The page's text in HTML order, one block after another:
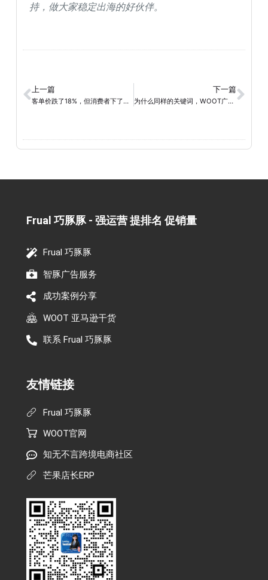
持，做大家稳定出海的好伙伴。
上一篇
客单价跌了18%，但消费者下了更多单——Prime Day的消费逻辑变了
下一篇
为什么同样的关键词，WOOT广告和我的后台广告表现会有差异？
Frual 巧豚豚 - 强运营 提排名 促销量​
Frual 巧豚豚
智豚广告服务
成功案例分享
WOOT 亚马逊干货
联系 Frual 巧豚豚
友情链接
Frual 巧豚豚
WOOT官网
知无不言跨境电商社区
芒果店长ERP